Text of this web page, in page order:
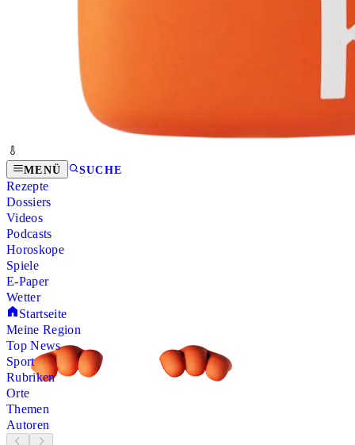
MENÜ SUCHE
Rezepte
Dossiers
Videos
Podcasts
Horoskope
Spiele
E-Paper
Wetter
Startseite
Meine Region
Top News
Sport
Rubriken
Orte
Themen
Autoren